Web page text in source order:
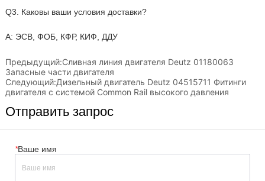
Предыдущий:Сливная линия двигателя Deutz 01180063
Запасные части двигателя
Следующий:Дизельный двигатель Deutz 04515711 Фитинги
двигателя с системой Common Rail высокого давления
Отправить запрос
*Ваше имя